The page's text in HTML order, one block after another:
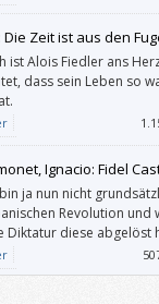
Die Zeit ist aus den
ist Alois Fiedler ans
dass sein Leben so
Ignacio: Fidel
ja nun nicht
Revolution und
Diktatur diese abgelöst
dass es der
Handelsembargo der